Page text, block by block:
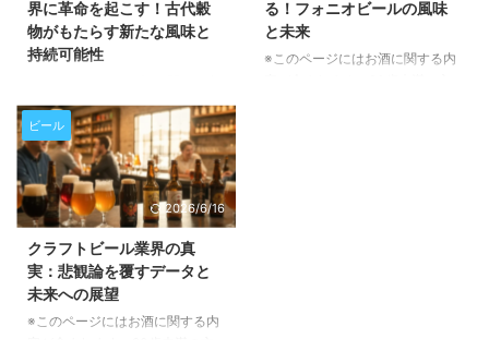
ソナリティのDannyとAndyが、
ビール業界のトレンドやバーボン
市場との比較について語り合う、
す。クラフトビール愛好家はもち
ろん、市場の動向に興味がある方
もぜひご一読ください。 長期休
暇を経て待望の復帰！「The Fu
...
ぜ重要なのか ビール醸造所にと
って、衛生管理は単に清潔さを保
つ以上の意味を持ちます。これ
界に革命を起こす！古代穀
物がもたらす新たな風味と
持続可能性
容が含まれます。20歳未満の方
の閲覧・購入は禁止されていま
す。 近年、クラフトビール業界
でひそかに注目を集めている「フ
ォニオ」という古代穀物をご存存
じでしょうか。西アフリカ原産の
に革新をもたらすだけでなく、持
続可能な農業や地域経済の活性化
にも貢献する可能性を秘めていま
す。この記事では、フォニオがど
る！フォニオビールの風味
と未来
※このページにはお酒に関する内
ビール
2026/6/16
クラフトビール業界の真
実：悲観論を覆すデータと
未来への展望
※このページにはお酒に関する内